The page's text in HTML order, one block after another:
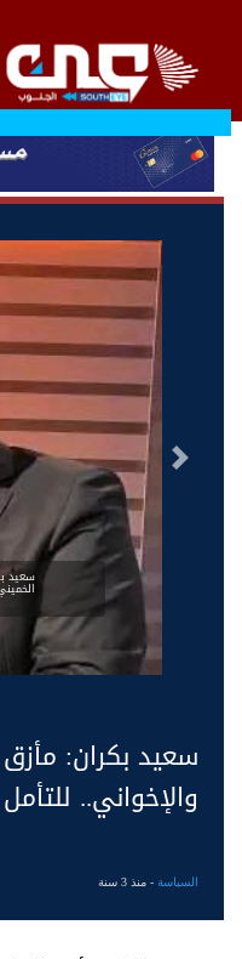
سعيد
السابق
سعيد بكران:
والإخواني..
السياسة- منذ 3 سنة